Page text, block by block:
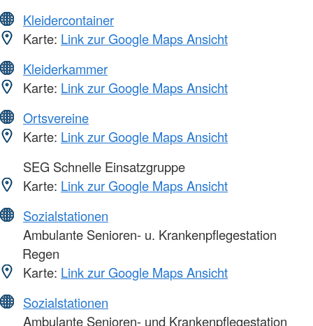
Kleidercontainer
Karte: Link zur Google Maps Ansicht
Kleiderkammer
Karte: Link zur Google Maps Ansicht
Ortsvereine
Karte: Link zur Google Maps Ansicht
SEG Schnelle Einsatzgruppe
Karte: Link zur Google Maps Ansicht
Sozialstationen
Ambulante Senioren- u. Krankenpflegestation
Regen
Karte: Link zur Google Maps Ansicht
Sozialstationen
Ambulante Senioren- und Krankenpflegestation